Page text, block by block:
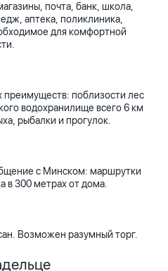
почта, банк, школа,
аптека, поликлиника,
для комфортной
поблизости лес
водохранилище всего 6 км
рыбалки и прогулок.
с Минском: маршрутки
в 300 метрах от дома.
Возможен разумный торг.